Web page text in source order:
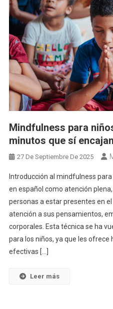
Mindfulness para
minutos que sí
27 De Septiembre De 2025
Introducción al mindfulness
en español como atención
personas a estar presentes en
atención a sus pensamientos,
corporales. Esta técnica se ha
para los niños, ya que les
efectivas […]
Leer más